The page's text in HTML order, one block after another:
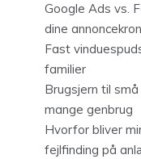
Google Ads vs.
dine
Fast
familier
Brugsjern til
mange genbrug
Hvorfor bliver
fejlfinding på